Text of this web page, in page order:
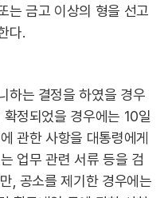
는 금고 이상의 형을 선고
다.
하는 결정을 하였을 경우
정되었을 경우에는 10일
관한 사항을 대통령에게
업무 관련 서류 등을 검
, 공소를 제기한 경우에는